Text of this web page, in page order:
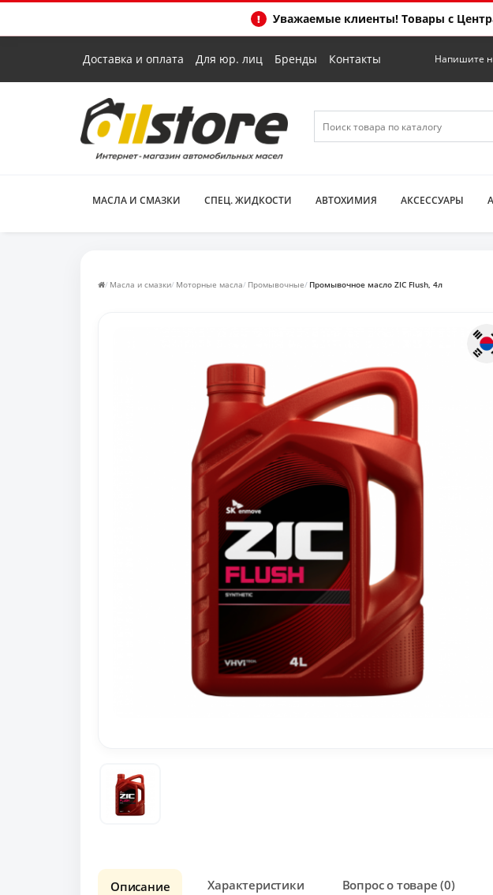
Уважаемые клиенты! Товары с
Доставка и оплата Для юр. лиц Бренды Контакты Напишите
МАСЛА И СМАЗКИ СПЕЦ. ЖИДКОСТИ АВТОХИМИЯ АКСЕССУАРЫ
Масла и смазки Моторные масла Промывочные Промывочное масло ZIC Flush, 4л
Описание Характеристики Вопрос о товаре (0)